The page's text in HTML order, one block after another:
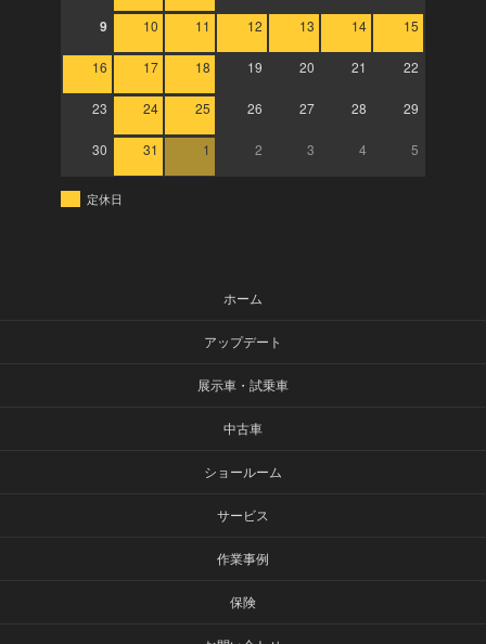
9 10 11 12 13 14 15
16 17 18 19 20 21 22
23 24 25 26 27 28 29
30 31 1 2 3 4 5
定休日
ホーム
アップデート
展示車・試乗車
中古車
ショールーム
サービス
作業事例
保険